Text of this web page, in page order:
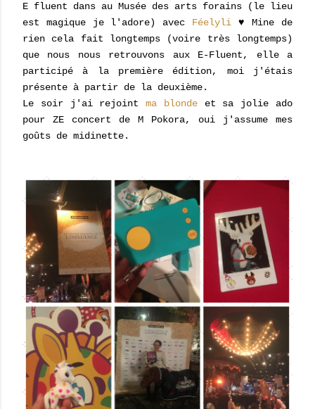
E fluent dans au Musée des arts forains (le lieu
est magique je l'adore) avec Féelyli♥ Mine de
rien cela fait longtemps (voire très longtemps)
que nous nous retrouvons aux E-Fluent, elle a
participé à la première édition, moi j'étais
présente à partir de la deuxième.
Le soir j'ai rejointma blondeet sa jolie ado
pour ZE concert de M Pokora, oui j'assume mes
goûts de midinette.